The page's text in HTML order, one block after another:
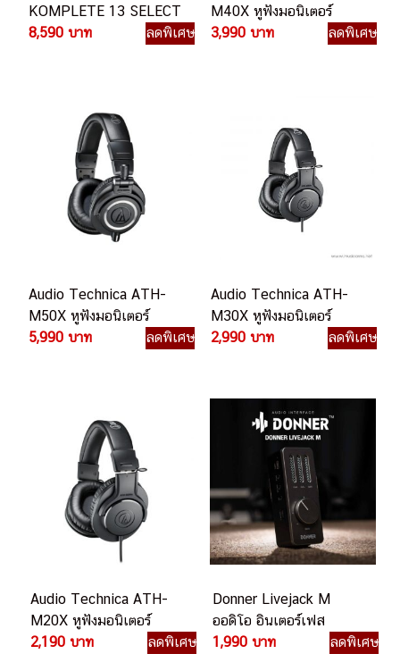
KOMPLETE 13 SELECT
8,590 บาท
ลดพิเศษ
M40X หูฟังมอนิเตอร์
3,990 บาท
ลดพิเศษ
Audio Technica ATH-
M50X หูฟังมอนิเตอร์
5,990 บาท
ลดพิเศษ
Audio Technica ATH-
M30X หูฟังมอนิเตอร์
2,990 บาท
ลดพิเศษ
Audio Technica ATH-
M20X หูฟังมอนิเตอร์
2,190 บาท
ลดพิเศษ
Donner Livejack M
ออดิโอ อินเตอร์เฟส
1,990 บาท
ลดพิเศษ